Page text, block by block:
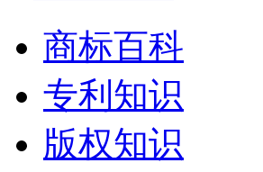
商标百科
专利知识
版权知识